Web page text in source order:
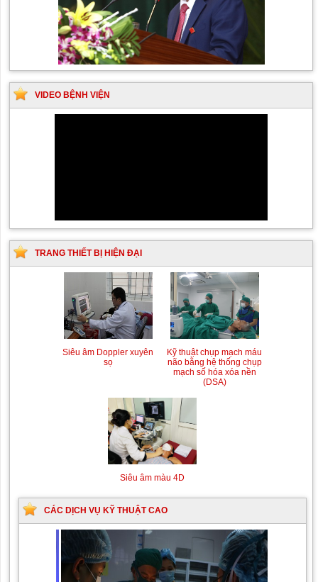
VIDEO BỆNH VIỆN
TRANG THIẾT BỊ HIỆN ĐẠI
Siêu âm Doppler xuyên
sọ
Kỹ thuật chụp mạch máu
não bằng hệ thống chụp
mạch số hóa xóa nền
(DSA)
Siêu âm màu 4D
CÁC DỊCH VỤ KỸ THUẬT CAO